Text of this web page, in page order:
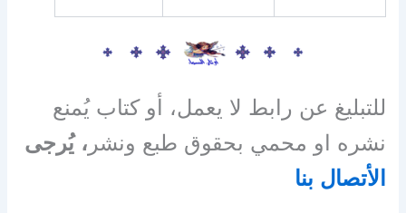
للتبليغ عن رابط لا يعمل، أو كتاب يُمنع
نشره او محمي بحقوق طبع ونشر ، يُرجى
الأتصال بنا